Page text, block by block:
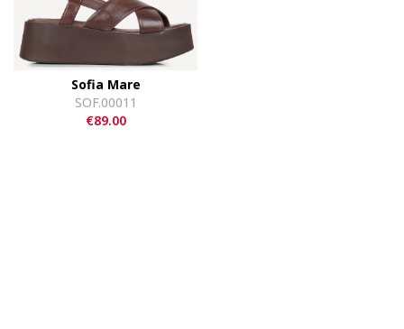
Sofia Mare
SOF.00011
€89.00